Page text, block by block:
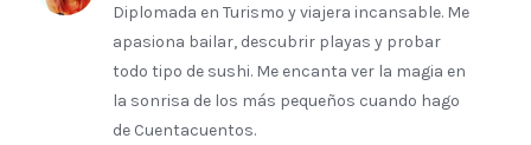
Diplomada en Turismo y viajera incansable. Me
apasiona bailar, descubrir playas y probar
todo tipo de sushi. Me encanta ver la magia en
la sonrisa de los más pequeños cuando hago
de Cuentacuentos.